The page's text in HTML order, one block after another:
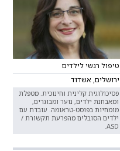
טיפול רגשי לילדים
ירושלים, אשדוד
פסיכולוגית קלינית וחינוכית. מטפלת
ומאבחנת ילדים, נוער ומבוגרים,
מומחיות בפוסט-טראומה. עובדת עם
ילדים הסובלים מהפרעת תקשורת /
ASD.